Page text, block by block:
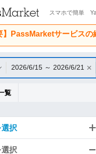
スマホで簡単
】PassMarketサービスの
2026/6/15 ～ 2026/6/21
覧
択
択